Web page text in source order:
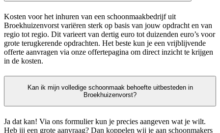
Kosten voor het inhuren van een schoonmaakbedrijf uit
Broekhuizenvorst variëren sterk op basis van jouw opdracht en van
regio tot regio. Dit varieert van dertig euro tot duizenden euro’s voor
grote terugkerende opdrachten. Het beste kun je een vrijblijvende
offerte aanvragen via onze offertepagina om direct inzicht te krijgen
in de kosten.
Kan ik mijn volledige schoonmaak behoefte uitbesteden in
Broekhuizenvorst?
Ja dat kan! Via ons formulier kun je precies aangeven wat je wilt.
Heb jij een grote aanvraag? Dan koppelen wij je aan schoonmakers